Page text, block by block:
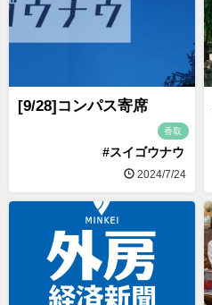
[9/28]コンパス寄席
香取
#スイゴウナウ
2024/7/24